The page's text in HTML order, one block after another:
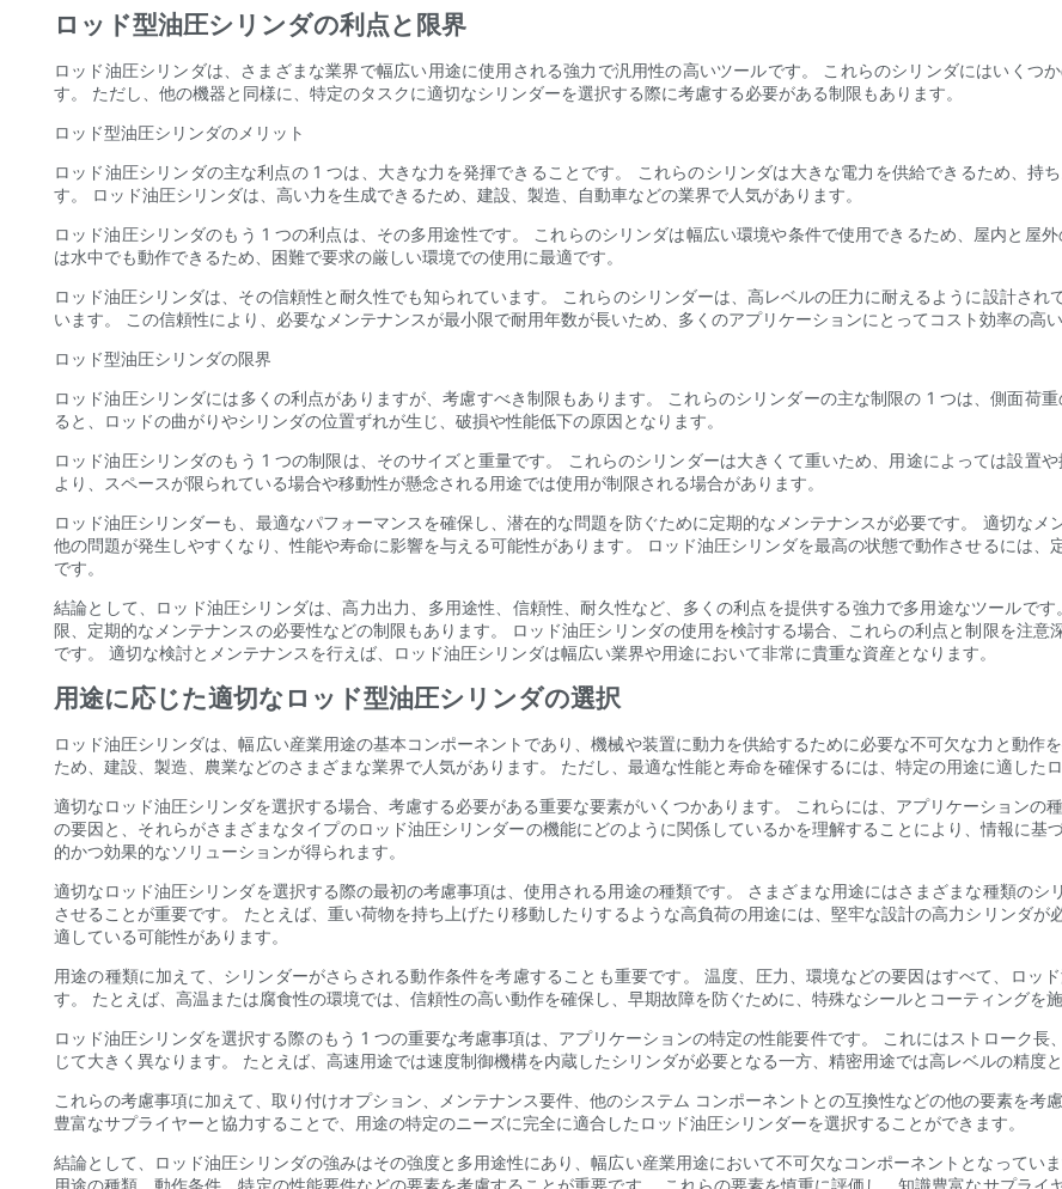
ロッド型油圧シリンダの利点と限界
ロッド油圧シリンダは、さまざまな業界で幅広い用途に使用される強力で汎用性の高いツールです。 これらのシリンダにはいくつ
す。 ただし、他の機器と同様に、特定のタスクに適切なシリンダーを選択する際に考慮する必要がある制限もあります。
ロッド型油圧シリンダのメリット
ロッド油圧シリンダの主な利点の 1 つは、大きな力を発揮できることです。 これらのシリンダは大きな電力を供給できるため、持
す。 ロッド油圧シリンダは、高い力を生成できるため、建設、製造、自動車などの業界で人気があります。
ロッド油圧シリンダのもう 1 つの利点は、その多用途性です。 これらのシリンダは幅広い環境や条件で使用できるため、屋内と屋
は水中でも動作できるため、困難で要求の厳しい環境での使用に最適です。
ロッド油圧シリンダは、その信頼性と耐久性でも知られています。 これらのシリンダーは、高レベルの圧力に耐えるように設計さ
います。 この信頼性により、必要なメンテナンスが最小限で耐用年数が長いため、多くのアプリケーションにとってコスト効率の高い
ロッド型油圧シリンダの限界
ロッド油圧シリンダには多くの利点がありますが、考慮すべき制限もあります。 これらのシリンダーの主な制限の 1 つは、側面荷
ると、ロッドの曲がりやシリンダの位置ずれが生じ、破損や性能低下の原因となります。
ロッド油圧シリンダのもう 1 つの制限は、そのサイズと重量です。 これらのシリンダーは大きくて重いため、用途によっては設置
より、スペースが限られている場合や移動性が懸念される用途では使用が制限される場合があります。
ロッド油圧シリンダーも、最適なパフォーマンスを確保し、潜在的な問題を防ぐために定期的なメンテナンスが必要です。 適切な
他の問題が発生しやすくなり、性能や寿命に影響を与える可能性があります。 ロッド油圧シリンダを最高の状態で動作させるには
です。
結論として、ロッド油圧シリンダは、高力出力、多用途性、信頼性、耐久性など、多くの利点を提供する強力で多用途なツールで
限、定期的なメンテナンスの必要性などの制限もあります。 ロッド油圧シリンダの使用を検討する場合、これらの利点と制限を注
です。 適切な検討とメンテナンスを行えば、ロッド油圧シリンダは幅広い業界や用途において非常に貴重な資産となります。
用途に応じた適切なロッド型油圧シリンダの選択
ロッド油圧シリンダは、幅広い産業用途の基本コンポーネントであり、機械や装置に動力を供給するために必要な不可欠な力と動作
ため、建設、製造、農業などのさまざまな業界で人気があります。 ただし、最適な性能と寿命を確保するには、特定の用途に適した
適切なロッド油圧シリンダを選択する場合、考慮する必要がある重要な要素がいくつかあります。 これらには、アプリケーションの
の要因と、それらがさまざまなタイプのロッド油圧シリンダーの機能にどのように関係しているかを理解することにより、情報に
的かつ効果的なソリューションが得られます。
適切なロッド油圧シリンダを選択する際の最初の考慮事項は、使用される用途の種類です。 さまざまな用途にはさまざまな種類の
させることが重要です。 たとえば、重い荷物を持ち上げたり移動したりするような高負荷の用途には、堅牢な設計の高力シリンダ
適している可能性があります。
用途の種類に加えて、シリンダーがさらされる動作条件を考慮することも重要です。 温度、圧力、環境などの要因はすべて、ロッ
す。 たとえば、高温または腐食性の環境では、信頼性の高い動作を確保し、早期故障を防ぐために、特殊なシールとコーティングを
ロッド油圧シリンダを選択する際のもう 1 つの重要な考慮事項は、アプリケーションの特定の性能要件です。 これにはストローク
じて大きく異なります。 たとえば、高速用途では速度制御機構を内蔵したシリンダが必要となる一方、精密用途では高レベルの精度
これらの考慮事項に加えて、取り付けオプション、メンテナンス要件、他のシステム コンポーネントとの互換性などの他の要素を
豊富なサプライヤーと協力することで、用途の特定のニーズに完全に適合したロッド油圧シリンダーを選択することができます。
結論として、ロッド油圧シリンダの強みはその強度と多用途性にあり、幅広い産業用途において不可欠なコンポーネントとなってい